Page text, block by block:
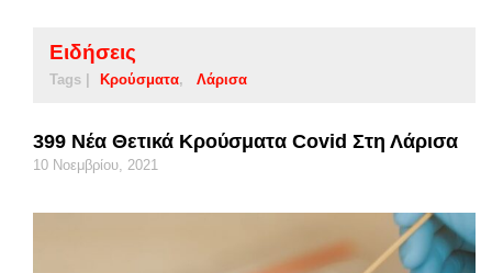
Ειδήσεις
Tags | Κρούσματα Λάρισα
399 Νέα Θετικά Κρούσματα Covid Στη Λάρισα
10 Νοεμβρίου, 2021